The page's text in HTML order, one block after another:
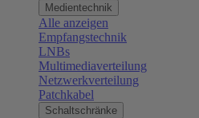
Medientechnik
Alle anzeigen
Empfangstechnik
LNBs
Multimediaverteilung
Netzwerkverteilung
Patchkabel
Schaltschränke